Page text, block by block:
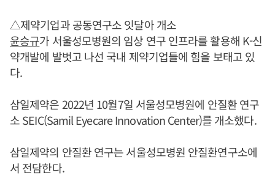
△제약기업과 공동연구소 잇달아 개소
윤승규가 서울성모병원의 임상 연구 인프라를 활용해 K-신
약개발에 발벗고 나선 국내 제약기업들에 힘을 보태고 있
다.
삼일제약은 2022년 10월7일 서울성모병원에 안질환 연구
소 SEIC(Samil Eyecare Innovation Center)를 개소했다.
삼일제약의 안질환 연구는 서울성모병원 안질환연구소에
서 전담한다.